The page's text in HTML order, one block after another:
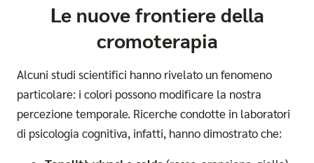
Le nuove frontiere della
cromoterapia
Alcuni studi scientifici hanno rivelato un fenomeno
particolare: i colori possono modificare la nostra
percezione temporale. Ricerche condotte in laboratori
di psicologia cognitiva, infatti, hanno dimostrato che: